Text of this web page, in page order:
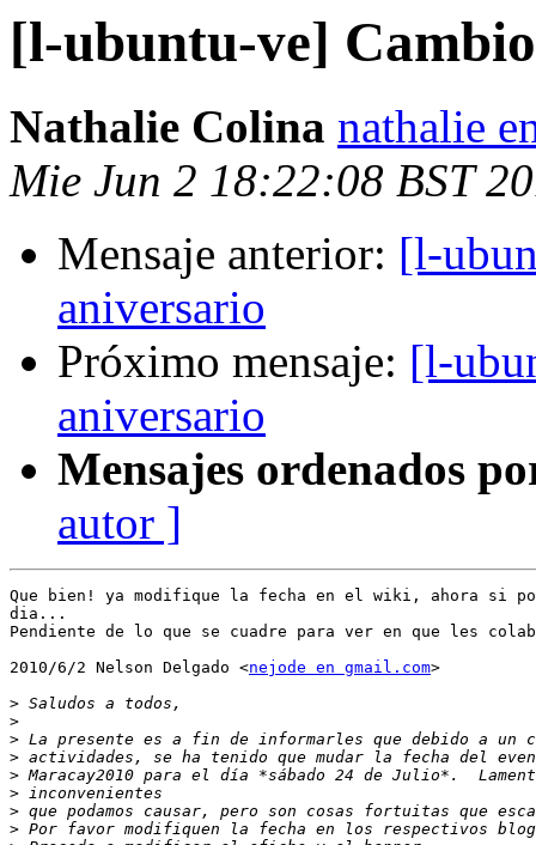
[l-ubuntu-ve]
Nathalie Colina nathalie
Mie Jun 2 18:22:08 BST
Mensaje anterior: [l-
aniversario
Próximo mensaje: [l-
aniversario
Mensajes ordenados
autor ]
Que bien! ya modifique la fecha en el wiki, ahora si
dia...
Pendiente de lo que se cuadre para ver en que les
2010/6/2 Nelson Delgado <nejode en gmail.com>
>
>
>
>
>
>
>
>